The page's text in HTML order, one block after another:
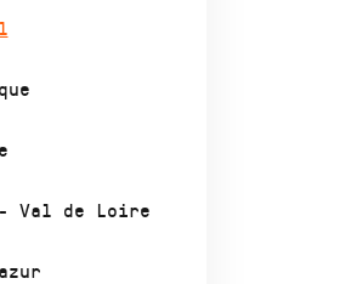
Val de Loire